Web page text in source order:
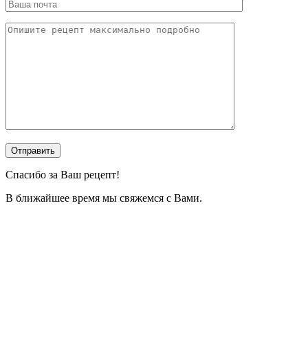
Спасибо за Ваш рецепт!
В ближайшее время мы свяжемся с Вами.